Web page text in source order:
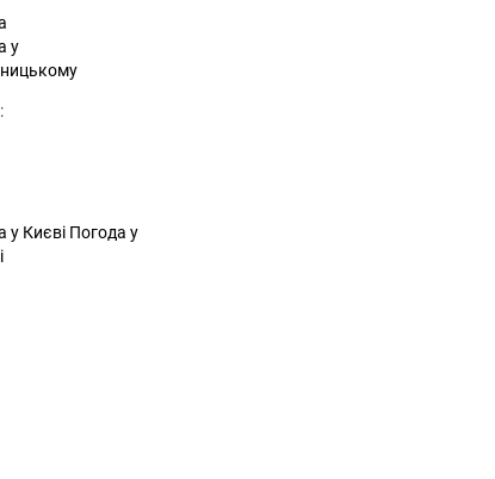
у
у Києві Погода у